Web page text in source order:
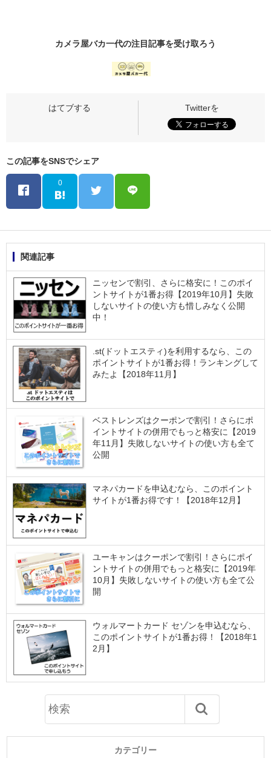
カメラ屋バカ一代の注目記事を受け取ろう
この記事をSNSでシェア
0
関連記事
ニッセンで割引、さらに格安に！このポイ
ントサイトが1番お得【2019年10月】失敗
しないサイトの使い方も惜しみなく公開
中！
.st(ドットエスティ)を利用するなら、この
ポイントサイトが1番お得！ランキングして
みたよ【2018年11月】
ベストレンズはクーポンで割引！さらにポ
イントサイトの併用でもっと格安に【2019
年11月】失敗しないサイトの使い方も全て
公開
マネパカードを申込むなら、このポイント
サイトが1番お得です！【2018年12月】
ユーキャンはクーポンで割引！さらにポイ
ントサイトの併用でもっと格安に【2019年
10月】失敗しないサイトの使い方も全て公
開
ウォルマートカード セゾンを申込むなら、
このポイントサイトが1番お得！【2018年1
2月】
カテゴリー